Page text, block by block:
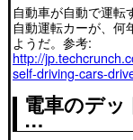
自動車が自動で運転
自動運転カーが、何
ようだ。参考:
http://
self-driving-cars-
電車のデ
…